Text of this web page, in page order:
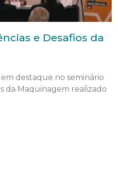
e Desafios da
destaque no seminário
da Maquinagem realizado